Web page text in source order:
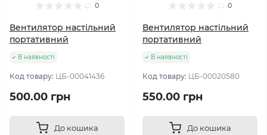
0
Вентилятор настільний
портативний
В наявності
Код товару: ЦБ-00041436
500.00 грн
До кошика
0
Вентилятор настільний
портативний
В наявності
Код товару: ЦБ-00020580
550.00 грн
До кошика